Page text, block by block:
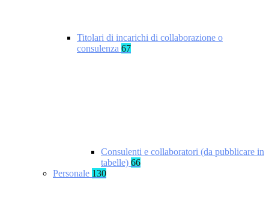
Titolari di incarichi di collaborazione o
consulenza 67
Consulenti e collaboratori (da pubblicare in
tabelle) 66
Personale 130